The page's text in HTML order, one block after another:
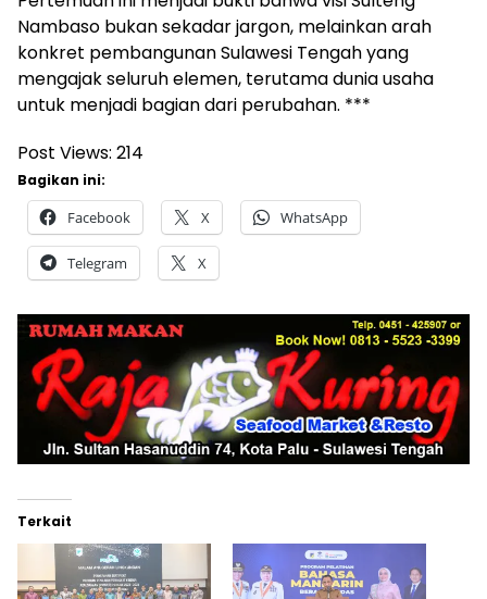
Nambaso bukan sekadar jargon, melainkan arah
konkret pembangunan Sulawesi Tengah yang
mengajak seluruh elemen, terutama dunia usaha
untuk menjadi bagian dari perubahan. ***
Post Views: 214
Bagikan ini:
Facebook X WhatsApp
Telegram X
Terkait